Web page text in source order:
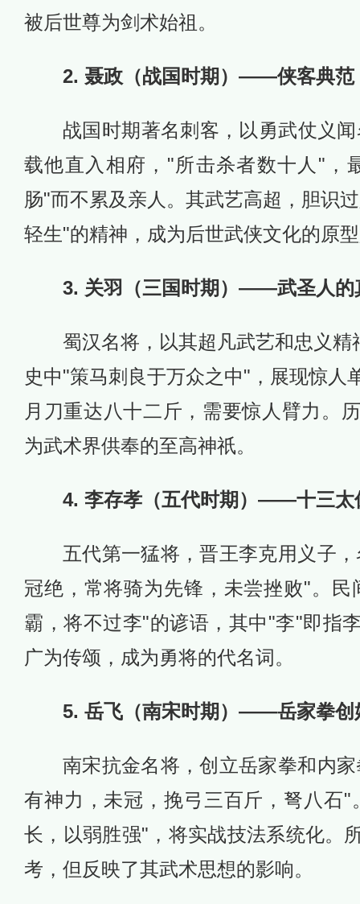
被后世尊为剑术始祖。
2. 聂政（战国时期）——侠客典范
战国时期著名刺客，以勇武仗义
载他直入相府，"所击杀者数十人"，
肠"而不累及亲人。其武艺高超，胆识
轻生"的精神，成为后世武侠文化的原
3. 关羽（三国时期）——武圣人的
蜀汉名将，以其超凡武艺和忠义
史中"策马刺良于万众之中"，展现惊人
月刀重达八十二斤，需要惊人臂力。
为武术界供奉的至高神祇。
4. 李存孝（五代时期）——十三太
五代第一猛将，晋王李克用义子
冠绝，常将骑为先锋，未尝挫败"。
霸，将不过李"的谚语，其中"李"即指
广为传颂，成为勇将的代名词。
5. 岳飞（南宋时期）——岳家拳创
南宋抗金名将，创立岳家拳和内
有神力，未冠，挽弓三百斤，弩八石
长，以弱胜强"，将实战技法系统化。
考，但反映了其武术思想的影响。